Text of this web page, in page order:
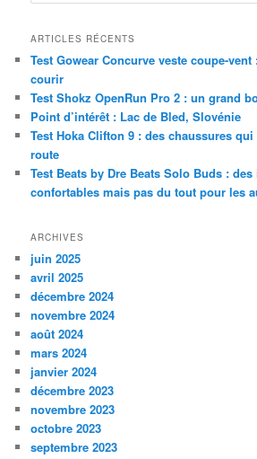
h
r
c
h
e
ARTICLES RÉCENTS
Test Gowear Concurve veste coupe-
courir
Test Shokz OpenRun Pro 2 : un grand
Point d’intérêt : Lac de Bled, Slovénie
Test Hoka Clifton 9 : des chaussures
route
Test Beats by Dre Beats Solo Buds :
confortables mais pas du tout pour les
ARCHIVES
juin 2025
avril 2025
décembre 2024
novembre 2024
août 2024
mars 2024
janvier 2024
décembre 2023
novembre 2023
octobre 2023
septembre 2023